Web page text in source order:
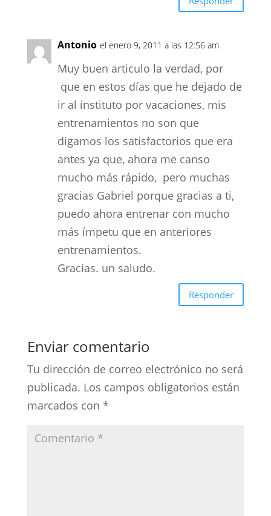
Antonio el enero 9, 2011 a las 12:56 am
Muy buen articulo la verdad, por
que en estos días que he dejado de
ir al instituto por vacaciones, mis
entrenamientos no son que
digamos los satisfactorios que era
antes ya que, ahora me canso
mucho más rápido, pero muchas
gracias Gabriel porque gracias a ti,
puedo ahora entrenar con mucho
más ímpetu que en anteriores
entrenamientos.
Gracias. un saludo.
Responder
Enviar comentario
Tu dirección de correo electrónico no será
publicada. Los campos obligatorios están
marcados con *